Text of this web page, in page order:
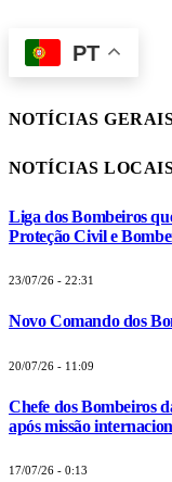
PT
NOTÍCIAS
NOTÍCIAS
Liga dos Bombeiros
Proteção Civil e
23/07/26 - 22:31
Novo Comando dos
20/07/26 - 11:09
Chefe dos Bombeiros
após missão
17/07/26 - 0:13